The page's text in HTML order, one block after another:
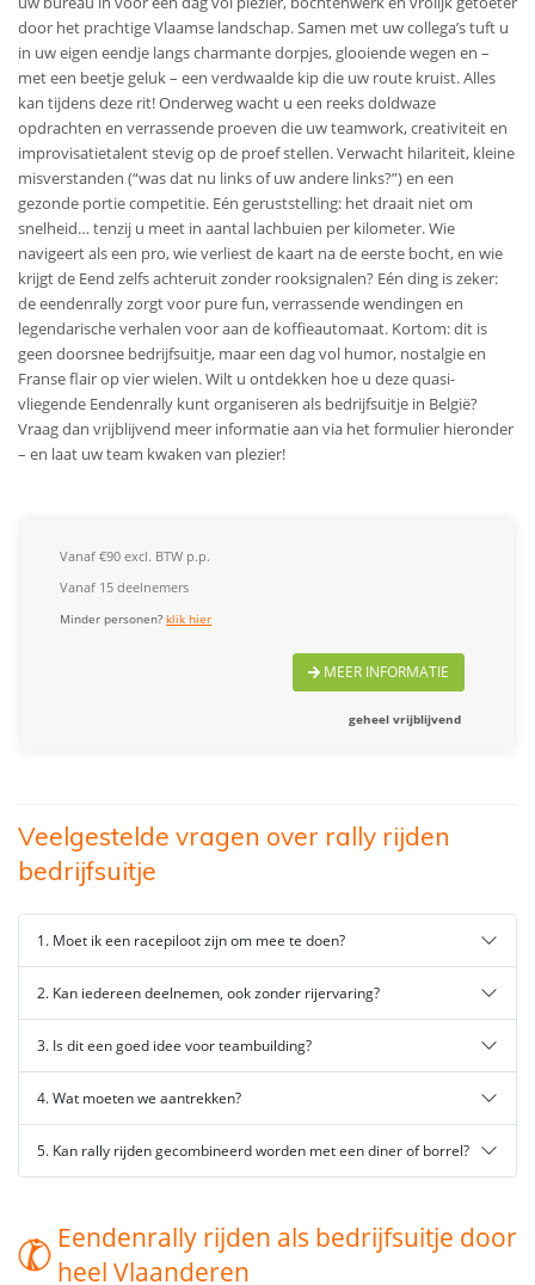
door het prachtige Vlaamse landschap. Samen met uw collega’s tuft u
in uw eigen eendje langs charmante dorpjes, glooiende wegen en –
met een beetje geluk – een verdwaalde kip die uw route kruist. Alles
kan tijdens deze rit! Onderweg wacht u een reeks doldwaze
opdrachten en verrassende proeven die uw teamwork, creativiteit en
improvisatietalent stevig op de proef stellen. Verwacht hilariteit, kleine
misverstanden (“was dat nu links of uw andere links?”) en een
gezonde portie competitie. Eén geruststelling: het draait niet om
snelheid… tenzij u meet in aantal lachbuien per kilometer. Wie
navigeert als een pro, wie verliest de kaart na de eerste bocht, en wie
krijgt de Eend zelfs achteruit zonder rooksignalen? Eén ding is zeker:
de eendenrally zorgt voor pure fun, verrassende wendingen en
legendarische verhalen voor aan de koffieautomaat. Kortom: dit is
geen doorsnee bedrijfsuitje, maar een dag vol humor, nostalgie en
Franse flair op vier wielen. Wilt u ontdekken hoe u deze quasi-
vliegende Eendenrally kunt organiseren als bedrijfsuitje in België?
Vraag dan vrijblijvend meer informatie aan via het formulier hieronder
– en laat uw team kwaken van plezier!
Vanaf €90 excl. BTW p.p.
Vanaf 15 deelnemers
Minder personen?klik hier
MEER INFORMATIE
geheel vrijblijvend
Veelgestelde vragen over rally rijden
bedrijfsuitje
1. Moet ik een racepiloot zijn om mee te doen?
2. Kan iedereen deelnemen, ook zonder rijervaring?
3. Is dit een goed idee voor teambuilding?
4. Wat moeten we aantrekken?
5. Kan rally rijden gecombineerd worden met een diner of borrel?
Eendenrally rijden als bedrijfsuitje door
heel Vlaanderen